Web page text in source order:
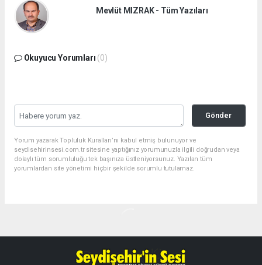
Mevlüt MIZRAK - Tüm Yazıları
Okuyucu Yorumları (0)
Gönder
Yorum yazarak Topluluk Kuralları’nı kabul etmiş bulunuyor ve
seydisehirinsesi.com.tr sitesine yaptığınız yorumunuzla ilgili doğrudan veya
dolaylı tüm sorumluluğu tek başınıza üstleniyorsunuz. Yazılan tüm
yorumlardan site yönetimi hiçbir şekilde sorumlu tutulamaz.